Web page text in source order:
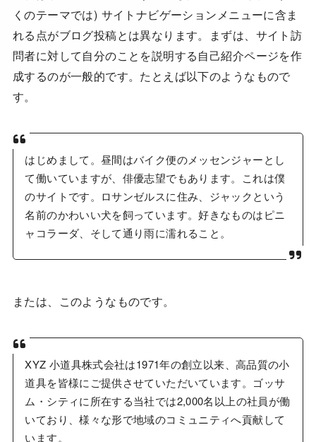
くのテーマでは) サイトナビゲーションメニューに含ま
れる点がブログ投稿とは異なります。まずは、サイト訪
問者に対して自分のことを説明する自己紹介ページを作
成するのが一般的です。たとえば以下のようなもので
す。
はじめまして。昼間はバイク便のメッセンジャーとし
て働いていますが、俳優志望でもあります。これは僕
のサイトです。ロサンゼルスに住み、ジャックという
名前のかわいい犬を飼っています。好きなものはピニ
ャコラーダ、そして通り雨に濡れること。
または、このようなものです。
XYZ 小道具株式会社は1971年の創立以来、高品質の小
道具を皆様にご提供させていただいています。ゴッサ
ム・シティに所在する当社では2,000名以上の社員が働
いており、様々な形で地域のコミュニティへ貢献して
います。